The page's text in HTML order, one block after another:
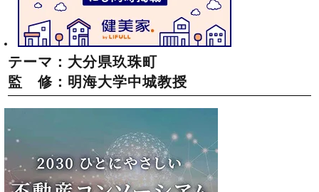
テーマ：大分県玖珠町
監 修：明海大学中城教授